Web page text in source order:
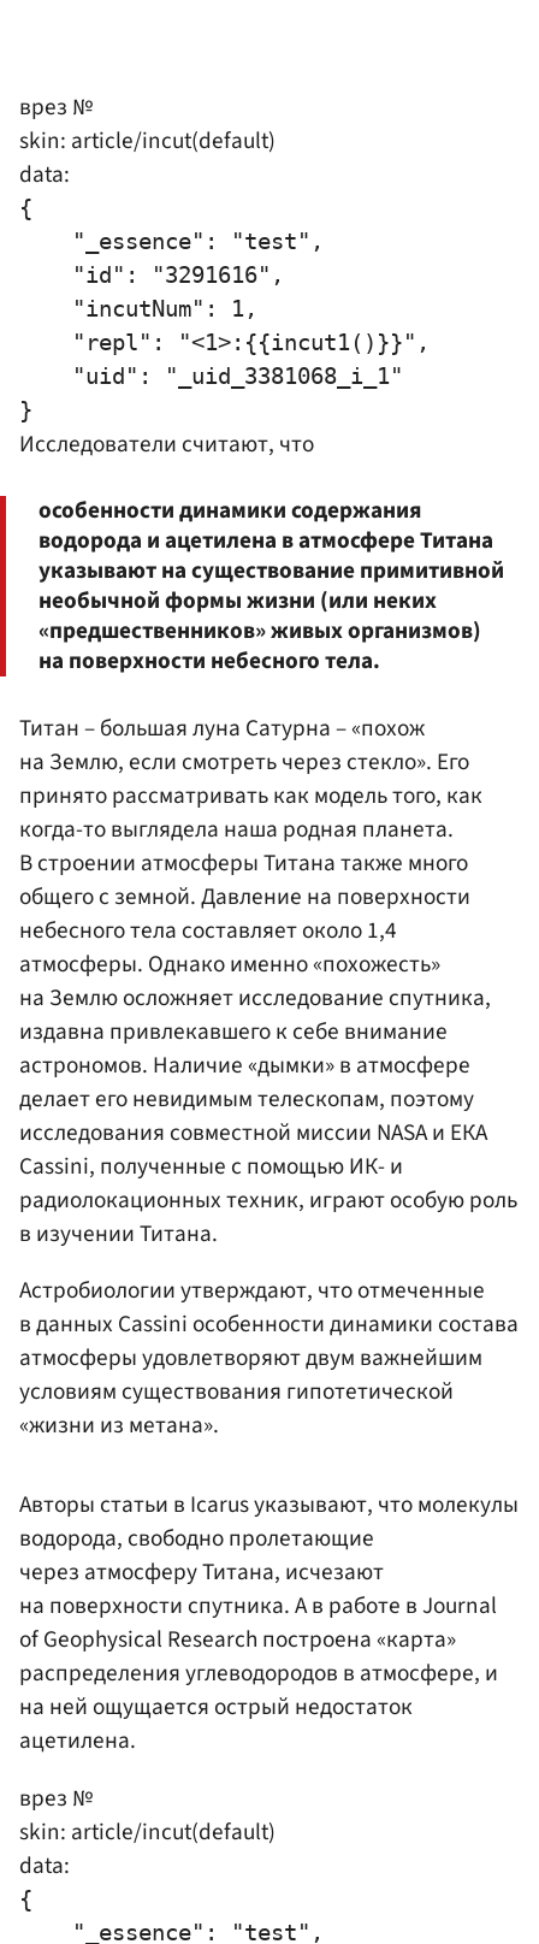
врез №
skin: article/incut(default)
data:
{
    "_essence": "test",
    "id": "3291616",
    "incutNum": 1,
    "repl": "<1>:{{incut1()}}",
    "uid": "_uid_3381068_i_1"
Исследователи считают, что
особенности динамики содержания
водорода и ацетилена в атмосфере Титана
указывают на существование примитивной
необычной формы жизни (или неких
«предшественников» живых организмов)
на поверхности небесного тела.
Титан – большая луна Сатурна – «похож
на Землю, если смотреть через стекло». Его
принято рассматривать как модель того, как
когда-то выглядела наша родная планета.
В строении атмосферы Титана также много
общего с земной. Давление на поверхности
небесного тела составляет около 1,4
атмосферы. Однако именно «похожесть»
на Землю осложняет исследование спутника,
издавна привлекавшего к себе внимание
астрономов. Наличие «дымки» в атмосфере
делает его невидимым телескопам, поэтому
исследования совместной миссии NASA и ЕКА
Cassini, полученные с помощью ИК- и
радиолокационных техник, играют особую роль
в изучении Титана.
Астробиологии утверждают, что отмеченные
в данных Cassini особенности динамики состава
атмосферы удовлетворяют двум важнейшим
условиям существования гипотетической
«жизни из метана».
Авторы статьи в Icarus указывают, что молекулы
водорода, свободно пролетающие
через атмосферу Титана, исчезают
на поверхности спутника. А в работе в Journal
of Geophysical Research построена «карта»
распределения углеводородов в атмосфере, и
на ней ощущается острый недостаток
ацетилена.
врез №
skin: article/incut(default)
data:
{
    "_essence": "test",